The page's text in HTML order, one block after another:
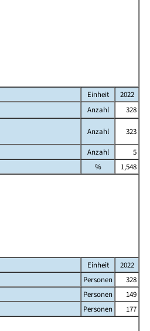
Einheit
2022
Anzahl
328
Anzahl 323
Anzahl
5
%
1,548
Einheit
2022
Personen
328
Personen
149
Personen
177